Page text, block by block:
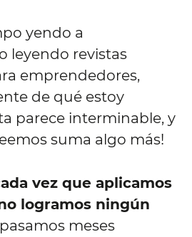
yendo a
leyendo revistas
emprendedores,
de qué estoy
parece interminable, y
suma algo más!
vez que aplicamos
logramos ningún
meses